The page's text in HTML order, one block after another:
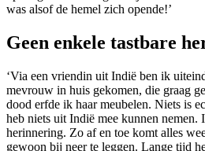
was alsof de hemel zich opende!’
Geen enkele tastbare
‘Via een vriendin uit Indië ben ik
mevrouw in huis gekomen, die graag
dood erfde ik haar meubelen. Niets is
heb niets uit Indië mee kunnen nemen.
herinnering. Zo af en toe komt alles
gewoon bij neer te leggen. Lange tijd